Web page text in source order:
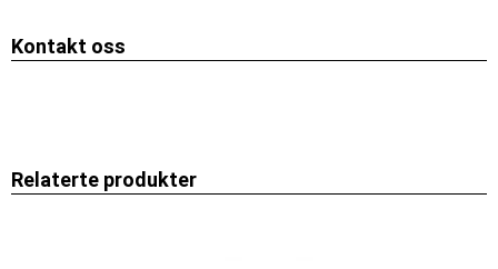
Kontakt oss
Relaterte produkter